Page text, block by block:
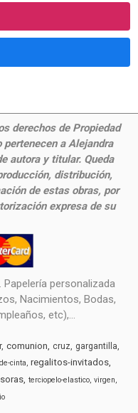
derechos de Propiedad
a Alejandra
autora y titular. Queda
distribución,
de estas obras, por
expresa de su
personalizada
Nacimientos, Bodas,
etc),...
comunion cruz gargantilla
cinta regalitos-invitados
terciopelo-elastico virgen